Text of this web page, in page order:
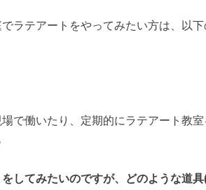
ラテアートをやってみたい方は、以
で働いたり、定期的にラテアート教
をしてみたいのですが、どのような道